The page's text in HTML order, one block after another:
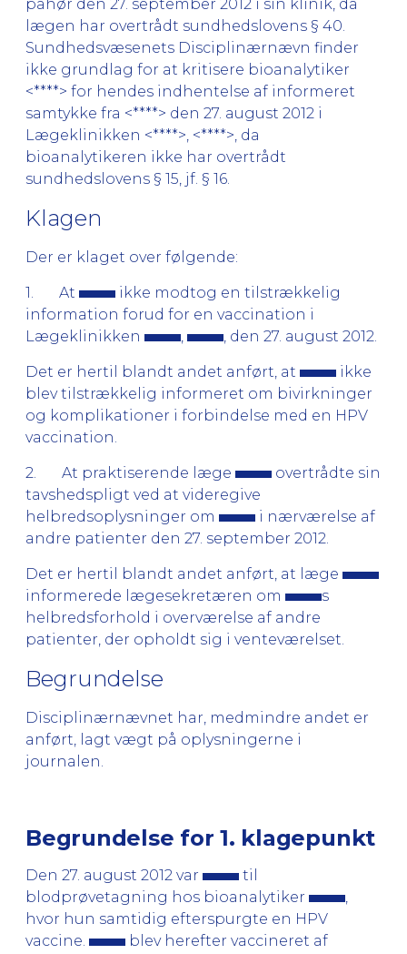
påhør den 27. september 2012 i sin klinik, da
lægen har overtrådt sundhedslovens § 40.
Sundhedsvæsenets Disciplinærnævn finder
ikke grundlag for at kritisere bioanalytiker
<****> for hendes indhentelse af informeret
samtykke fra <****> den 27. august 2012 i
Lægeklinikken <****>, <****>, da
bioanalytikeren ikke har overtrådt
sundhedslovens § 15, jf. § 16.
Klagen
Der er klaget over følgende:
1. At
ikke modtog en tilstrækkelig
information forud for en vaccination i
Lægeklinikken
, den 27. august 2012.
Det er hertil blandt andet anført, at
ikke
blev tilstrækkelig informeret om bivirkninger
og komplikationer i forbindelse med en HPV
vaccination.
2. At praktiserende læge
overtrådte sin
tavshedspligt ved at videregive
helbredsoplysninger om
i nærværelse af
andre patienter den 27. september 2012.
Det er hertil blandt andet anført, at læge
informerede lægesekretæren om
s
helbredsforhold i overværelse af andre
patienter, der opholdt sig i venteværelset.
Begrundelse
Disciplinærnævnet har, medmindre andet er
anført, lagt vægt på oplysningerne i
journalen.
Begrundelse for 1. klagepunkt
Den 27. august 2012 var
til
blodprøvetagning hos bioanalytiker
hvor hun samtidig efterspurgte en HPV
vaccine.
blev herefter vaccineret af